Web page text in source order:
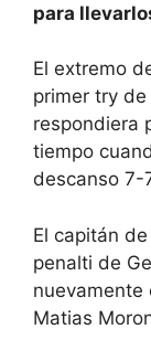
para
El extremo
primer try
respondiera
tiempo
descanso 7-
El capitán
penalti de
nuevamente
Matias